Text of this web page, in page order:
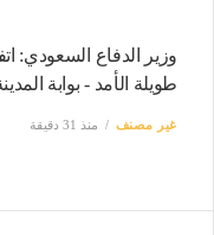
وزير الدفاع السعودي:
طويلة الأمد - بوابة
غير مصنف منذ 31 دقيقة